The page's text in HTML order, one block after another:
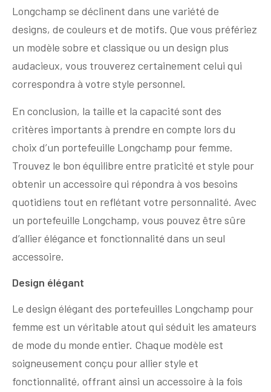
Longchamp se déclinent dans une variété de
designs, de couleurs et de motifs. Que vous préfériez
un modèle sobre et classique ou un design plus
audacieux, vous trouverez certainement celui qui
correspondra à votre style personnel.
En conclusion, la taille et la capacité sont des
critères importants à prendre en compte lors du
choix d’un portefeuille Longchamp pour femme.
Trouvez le bon équilibre entre praticité et style pour
obtenir un accessoire qui répondra à vos besoins
quotidiens tout en reflétant votre personnalité. Avec
un portefeuille Longchamp, vous pouvez être sûre
d’allier élégance et fonctionnalité dans un seul
accessoire.
Design élégant
Le design élégant des portefeuilles Longchamp pour
femme est un véritable atout qui séduit les amateurs
de mode du monde entier. Chaque modèle est
soigneusement conçu pour allier style et
fonctionnalité, offrant ainsi un accessoire à la fois